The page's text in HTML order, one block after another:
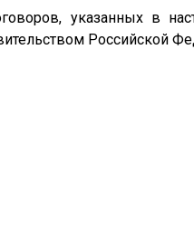
указанных в
Российской